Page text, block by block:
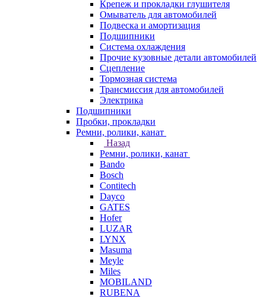
Крепеж и прокладки глушителя
Омыватель для автомобилей
Подвеска и амортизация
Подшипники
Система охлаждения
Прочие кузовные детали автомобилей
Сцепление
Тормозная система
Трансмиссия для автомобилей
Электрика
Подшипники
Пробки, прокладки
Ремни, ролики, канат
Назад
Ремни, ролики, канат
Bando
Bosch
Contitech
Dayco
GATES
Hofer
LUZAR
LYNX
Masuma
Meyle
Miles
MOBILAND
RUBENA